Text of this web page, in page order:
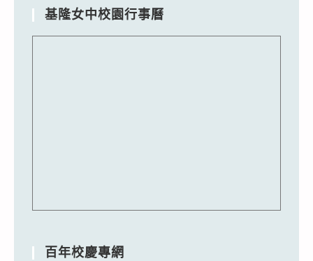
基隆女中校園行事曆
百年校慶專網